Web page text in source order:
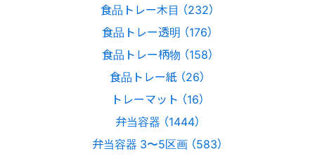
食品トレー木目 （232）
食品トレー透明 （176）
食品トレー柄物 （158）
食品トレー紙 （26）
トレーマット （16）
弁当容器 （1444）
弁当容器 3〜5区画 （583）